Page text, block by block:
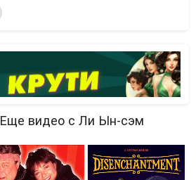
Еще видео с Ли Ын-сэм